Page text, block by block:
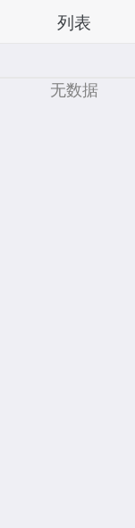
列表
无数据